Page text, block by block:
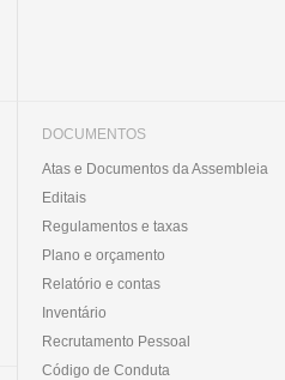
DOCUMENTOS
Atas e Documentos da Assembleia
Editais
Regulamentos e taxas
Plano e orçamento
Relatório e contas
Inventário
Recrutamento Pessoal
Código de Conduta